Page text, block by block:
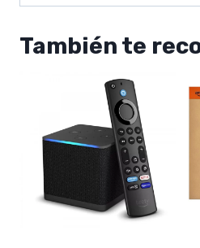
También te